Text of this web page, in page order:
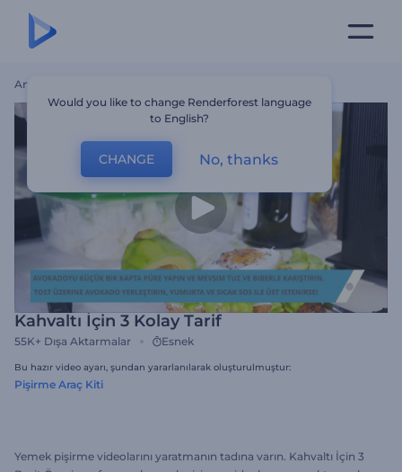
Ana Sayfa
Kahvaltı İçin 3 Kolay Tarif
55K+ Dışa Aktarmalar Esnek
Bu hazır video ayarı, şundan yararlanılarak oluşturulmuştur:
Pişirme Araç Kiti
Yemek pişirme videolarını yaratmanın tadına varın. Kahvaltı İçin 3
Would you like to change Renderforest language
to English?
CHANGE No, thanks